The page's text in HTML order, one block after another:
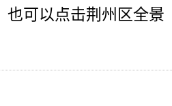
也可以点击荆州区全景